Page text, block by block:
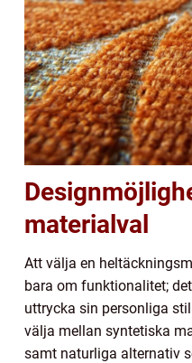
materialval
Att välja en
bara om funktionalitet;
uttrycka sin personliga
välja mellan syntetiska
samt naturliga alternativ